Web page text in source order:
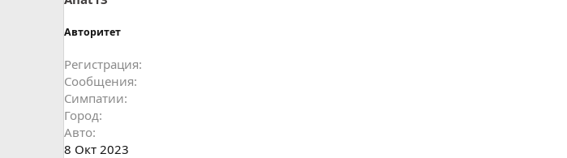
Авторитет
Регистрация
Сообщения
Симпатии
Город
Авто
8 Окт 2023